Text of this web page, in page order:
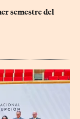
semestre del